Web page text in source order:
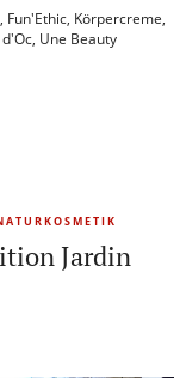
, Fun'Ethic, Körpercreme,
, Une Beauty
Jardin